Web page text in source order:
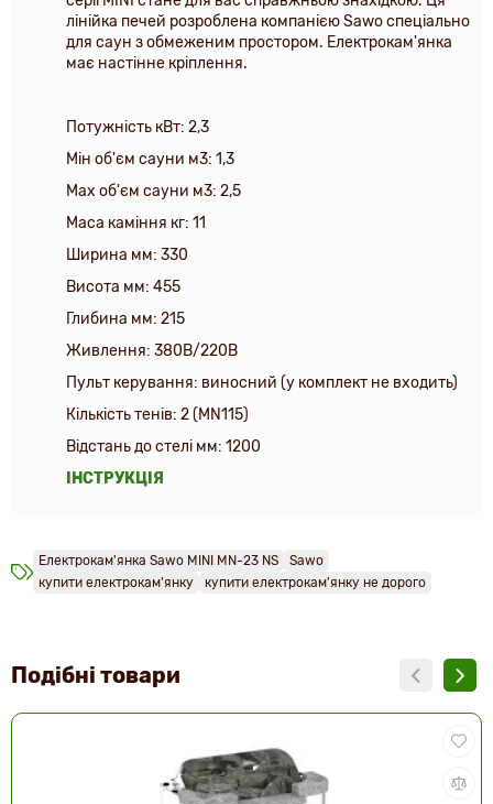
лінійка печей розроблена компанією Sawo спеціально
для саун з обмеженим простором. Електрокам'янка
має настінне кріплення.
Потужність кВт: 2,3
Мін об'єм сауни м3: 1,3
Max об'єм сауни м3: 2,5
Маса каміння кг: 11
Ширина мм: 330
Висота мм: 455
Глибина мм: 215
Живлення: 380В/220В
Пульт керування: виносний (у комплект не входить)
Кількість тенів: 2 (MN115)
Відстань до стелі мм: 1200
ІНСТРУКЦІЯ
Електрокам'янка Sawo MINI MN-23 NS
Sawo
купити електрокам'янку
купити електрокам'янку не дорого
Подібні товари